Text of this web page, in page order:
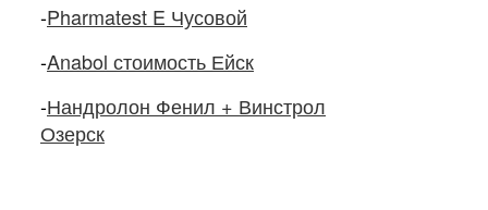
-Pharmatest E Чусовой
-Anabol стоимость Ейск
-Нандролон Фенил + Винстрол
Озерск